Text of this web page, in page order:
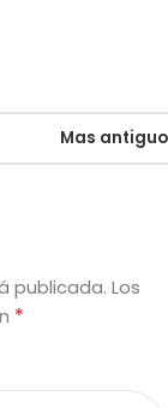
Mas antiguo
publicada. Los
*